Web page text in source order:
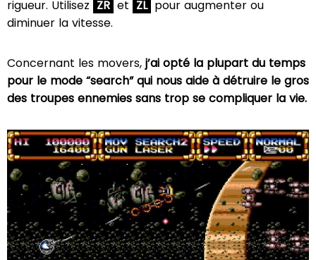
rigueur. Utilisez ZR et ZL pour augmenter ou
diminuer la vitesse.
Concernant les movers, j’ai opté la plupart du temps
pour le mode “search” qui nous aide à détruire le gros
des troupes ennemies sans trop se compliquer la vie.